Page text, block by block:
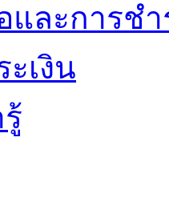
และการชำ
เงิน